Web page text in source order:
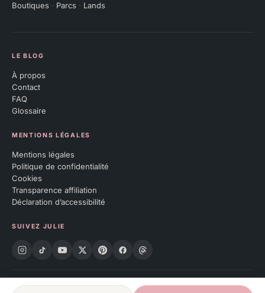
Boutiques · Parcs · Lands
LE BLOG
À propos
Contact
FAQ
Glossaire
MENTIONS LÉGALES
Mentions légales
Politique de confidentialité
Cookies
Transparence affiliation
Déclaration d’accessibilité
SUIVEZ JULIE
© 2026 Julieears. Julieears est un site indépendant et n'est pas exploité